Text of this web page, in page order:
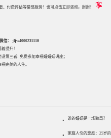
、付费评估等情感服务！也可点击立即咨询，谢谢！
信： jljw4000231110
提升！
退第三者! 免费参加幸福婚婚姻讲座；
完美的人生。
谁的婚姻是一场骗局？
家庭人伦的悲剧：25岁